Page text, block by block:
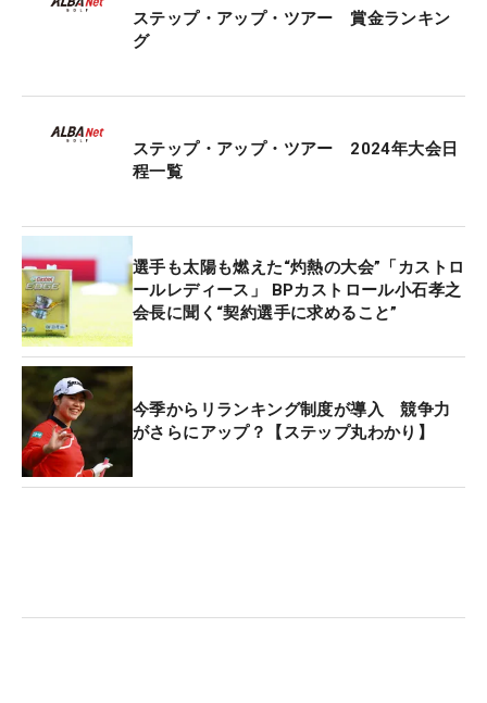
ステップ・アップ・ツアー 賞金ランキン
グ
ステップ・アップ・ツアー 2024年大会日
程一覧
選手も太陽も燃えた“灼熱の大会”「カストロ
ールレディース」 BPカストロール小石孝之
会長に聞く“契約選手に求めること”
今季からリランキング制度が導入 競争力
がさらにアップ？【ステップ丸わかり】